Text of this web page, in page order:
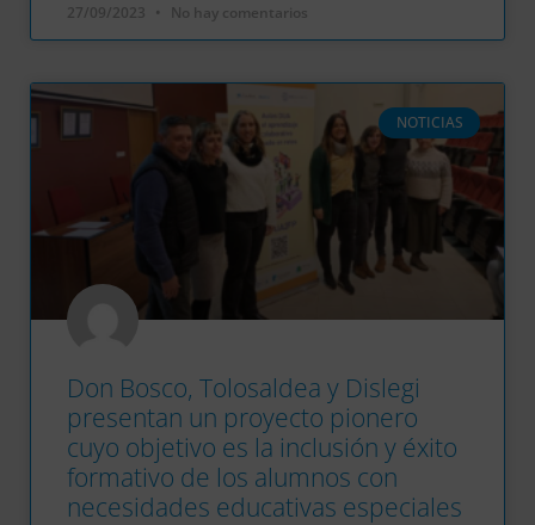
27/09/2023 No hay comentarios
NOTICIAS
Don Bosco, Tolosaldea y Dislegi
presentan un proyecto pionero
cuyo objetivo es la inclusión y éxito
formativo de los alumnos con
necesidades educativas especiales